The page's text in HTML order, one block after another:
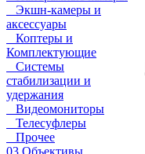
Экшн-камеры и
аксессуары
Коптеры и
Комплектующие
Системы
стабилизации и
удержания
Видеомониторы
Телесуфлеры
Прочее
03 Объективы